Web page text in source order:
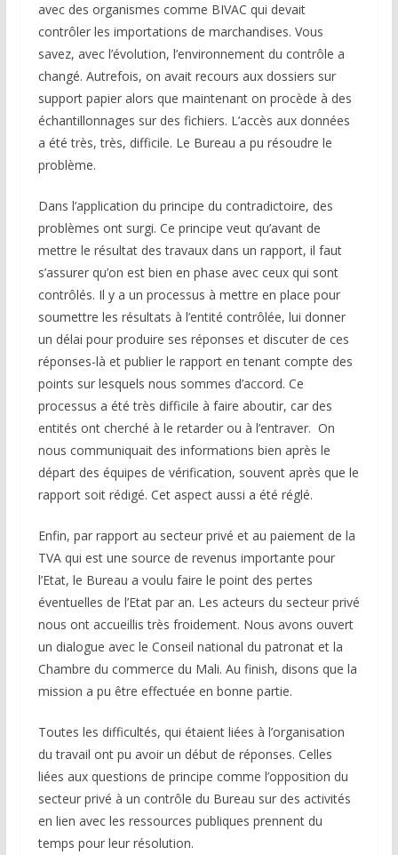
avec des organismes comme BIVAC qui devait
contrôler les importations de marchandises. Vous
savez, avec l’évolution, l’environnement du contrôle a
changé. Autrefois, on avait recours aux dossiers sur
support papier alors que maintenant on procède à des
échantillonnages sur des fichiers. L’accès aux données
a été très, très, difficile. Le Bureau a pu résoudre le
problème.
Dans l’application du principe du contradictoire, des
problèmes ont surgi. Ce principe veut qu’avant de
mettre le résultat des travaux dans un rapport, il faut
s’assurer qu’on est bien en phase avec ceux qui sont
contrôlés. Il y a un processus à mettre en place pour
soumettre les résultats à l’entité contrôlée, lui donner
un délai pour produire ses réponses et discuter de ces
réponses-là et publier le rapport en tenant compte des
points sur lesquels nous sommes d’accord. Ce
processus a été très difficile à faire aboutir, car des
entités ont cherché à le retarder ou à l’entraver. On
nous communiquait des informations bien après le
départ des équipes de vérification, souvent après que le
rapport soit rédigé. Cet aspect aussi a été réglé.
Enfin, par rapport au secteur privé et au paiement de la
TVA qui est une source de revenus importante pour
l’Etat, le Bureau a voulu faire le point des pertes
éventuelles de l’Etat par an. Les acteurs du secteur privé
nous ont accueillis très froidement. Nous avons ouvert
un dialogue avec le Conseil national du patronat et la
Chambre du commerce du Mali. Au finish, disons que la
mission a pu être effectuée en bonne partie.
Toutes les difficultés, qui étaient liées à l’organisation
du travail ont pu avoir un début de réponses. Celles
liées aux questions de principe comme l’opposition du
secteur privé à un contrôle du Bureau sur des activités
en lien avec les ressources publiques prennent du
temps pour leur résolution.